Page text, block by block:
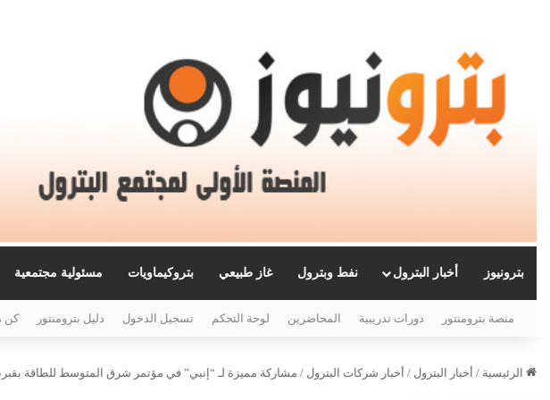
بترونيوز أخبار البترول نفط وبترول غاز طبيعي بتروكيماويات مسئولية مجتمعية
منصة بترومنتور دورات تدريبية المحاضرين لوحة التحكم تسجيل الدخول دليل بترومنتور كن
الرئيسية / أخبار البترول / أخبار شركات البترول / مشاركة مميزة لـ “إنبي” في مؤتمر شرق المتوسط للطاقة